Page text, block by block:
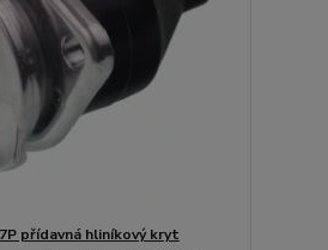
přídavná hliníkový kryt